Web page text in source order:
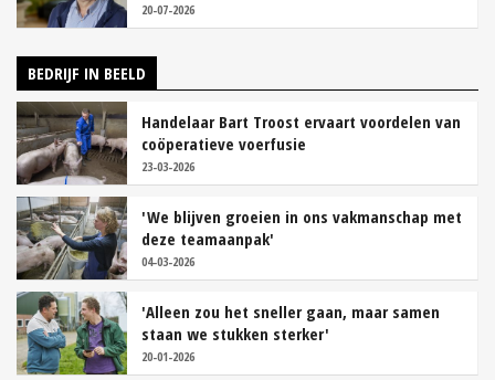
20-07-2026
BEDRIJF IN BEELD
Handelaar Bart Troost ervaart voordelen van
coöperatieve voerfusie
23-03-2026
'We blijven groeien in ons vakmanschap met
deze teamaanpak'
04-03-2026
'Alleen zou het sneller gaan, maar samen
staan we stukken sterker'
20-01-2026